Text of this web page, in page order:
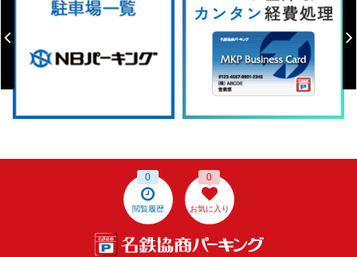
閲覧履歴
0
お気に入り
0